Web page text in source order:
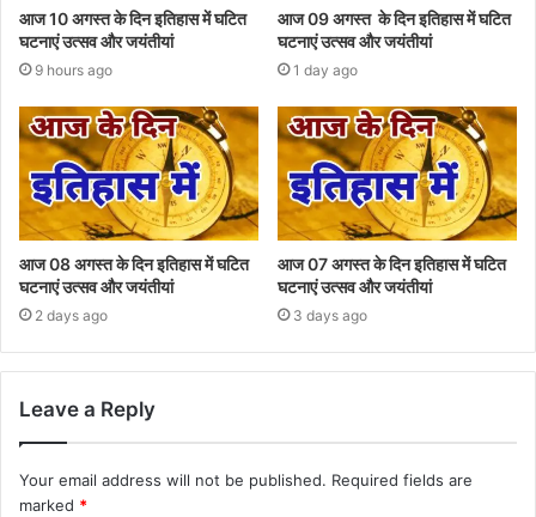
आज 10 अगस्त के दिन इतिहास में घटित
घटनाएं उत्सव और जयंतीयां
9 hours ago
आज 09 अगस्त के दिन इतिहास में घटित
घटनाएं उत्सव और जयंतीयां
1 day ago
आज 08 अगस्त के दिन इतिहास में घटित
घटनाएं उत्सव और जयंतीयां
2 days ago
आज 07 अगस्त के दिन इतिहास में घटित
घटनाएं उत्सव और जयंतीयां
3 days ago
Leave a Reply
Your email address will not be published. Required fields are
marked *